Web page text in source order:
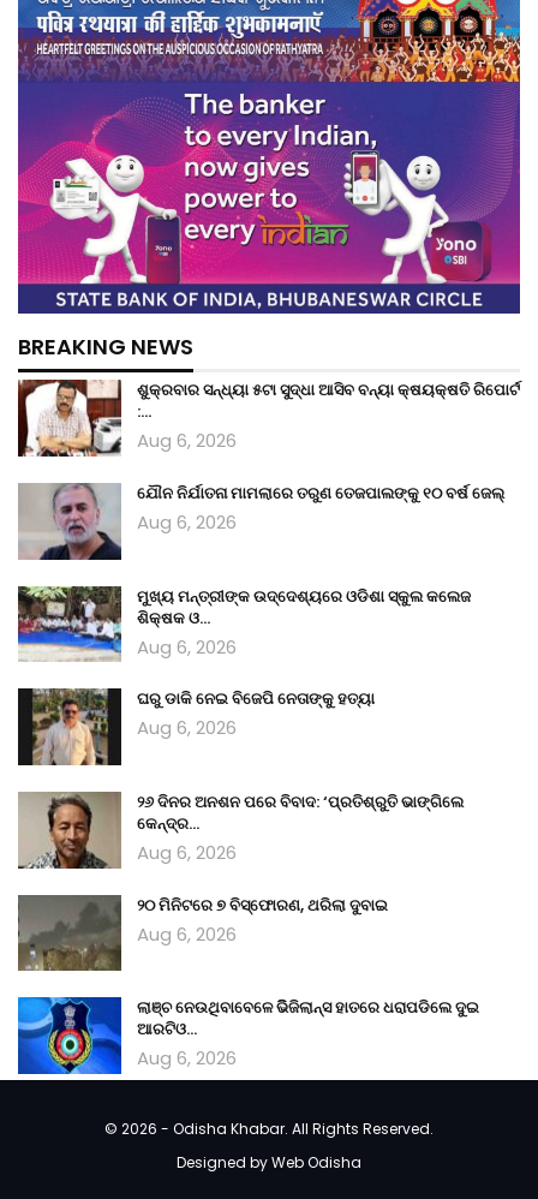
BREAKING NEWS
ଶୁକ୍ରବାର ସନ୍ଧ୍ୟା ୫ଟା ସୁଦ୍ଧା ଆସିବ ବନ୍ୟା କ୍ଷୟକ୍ଷତି ରିପୋର୍ଟ
:…
Aug 6, 2026
ଯୌନ ନିର୍ଯାତନା ମାମଲାରେ ତରୁଣ ତେଜପାଲଙ୍କୁ ୧୦ ବର୍ଷ ଜେଲ୍
Aug 6, 2026
ମୁଖ୍ୟ ମନ୍ତ୍ରୀଙ୍କ ଉଦ୍ଦେଶ୍ୟରେ ଓଡିଶା ସ୍କୁଲ କଲେଜ
ଶିକ୍ଷକ ଓ…
Aug 6, 2026
ଘରୁ ଡାକି ନେଇ ବିଜେପି ନେତାଙ୍କୁ ହତ୍ୟା
Aug 6, 2026
୨୬ ଦିନର ଅନଶନ ପରେ ବିବାଦ: ‘ପ୍ରତିଶ୍ରୁତି ଭାଙ୍ଗିଲେ
କେନ୍ଦ୍ର…
Aug 6, 2026
୨୦ ମିନିଟରେ ୭ ବିସ୍ଫୋରଣ, ଥରିଲା ଦୁବାଇ
Aug 6, 2026
ଲାଞ୍ଚ ନେଉଥିବାବେଳେ ଭିିଜିଲାନ୍ସ ହାତରେ ଧରାପଡିଲେ ଦୁଇ
ଆରଟିଓ…
Aug 6, 2026
© 2026 - Odisha Khabar. All Rights Reserved.
Designed byWeb Odisha